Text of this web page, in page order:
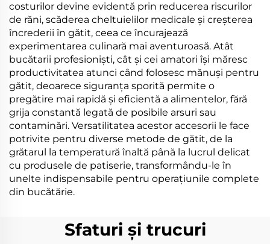
costurilor devine evidentă prin reducerea riscurilor
de răni, scăderea cheltuielilor medicale și creșterea
încrederii în gătit, ceea ce încurajează
experimentarea culinară mai aventuroasă. Atât
bucătarii profesioniști, cât și cei amatori își măresc
productivitatea atunci când folosesc mănuși pentru
gătit, deoarece siguranța sporită permite o
pregătire mai rapidă și eficientă a alimentelor, fără
grija constantă legată de posibile arsuri sau
contaminări. Versatilitatea acestor accesorii le face
potrivite pentru diverse metode de gătit, de la
grătarul la temperatură înaltă până la lucrul delicat
cu produsele de patiserie, transformându-le în
unelte indispensabile pentru operațiunile complete
din bucătărie.
Sfaturi și trucuri